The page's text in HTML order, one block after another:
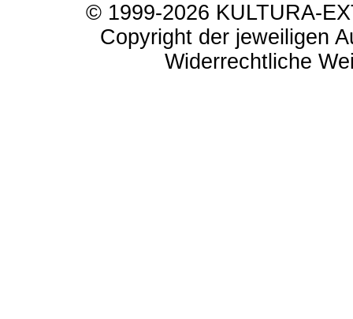
© 1999-2026 KULTURA-
Copyright der jeweiligen
Widerrechtliche